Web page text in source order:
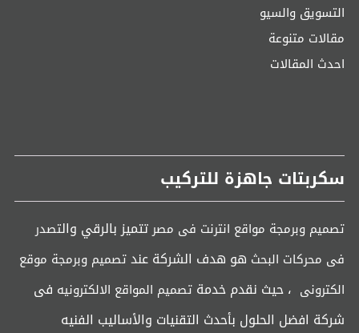
التسويق والسيو
مقالات متنوعة
احدث المقالات
سكربتات جاهزة للتركيب
تصميم وبرمجة مواقع انترنت فى مصرتتميز بالرقي والتصدر
فى محركات البحث هو هدف الشركة عندتصميم وبرمجة موقع
الكترونى ، حيث نقدم خدمة تصميم المواقع الالكترونيه فى
شركة افضل الحلول بأحدث التقنيات والأساليب الفنيه